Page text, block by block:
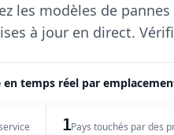
les modèles de
à jour en direct.
en temps réel par
1Pays touchés par des